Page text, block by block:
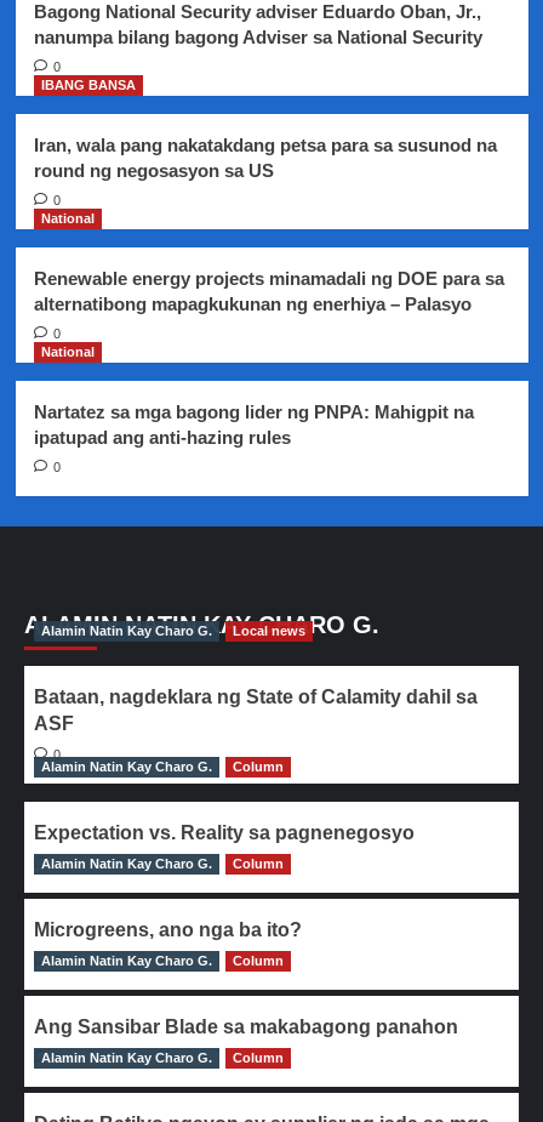
recast
sa
Bagong National Security adviser Eduardo Oban, Jr.,
nanumpa bilang bagong Adviser sa National Security
0
IBANG BANSA
Iran, wala pang nakatakdang petsa para sa susunod na
round ng negosasyon sa US
0
National
Renewable energy projects minamadali ng DOE para sa
alternatibong mapagkukunan ng enerhiya – Palasyo
0
National
Nartatez sa mga bagong lider ng PNPA: Mahigpit na
ipatupad ang anti-hazing rules
0
ALAMIN NATIN KAY CHARO G.
Alamin Natin Kay Charo G. Local news
Bataan, nagdeklara ng State of Calamity dahil sa
ASF
0
Alamin Natin Kay Charo G.
Column
Expectation vs. Reality sa pagnenegosyo
0
Alamin Natin Kay Charo G. Column
Microgreens, ano nga ba ito?
0
Alamin Natin Kay Charo G. Column
Ang Sansibar Blade sa makabagong panahon
0
Alamin Natin Kay Charo G. Column